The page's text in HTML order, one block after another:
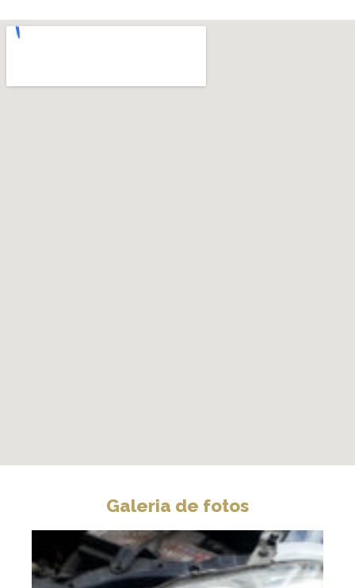
Galeria de fotos